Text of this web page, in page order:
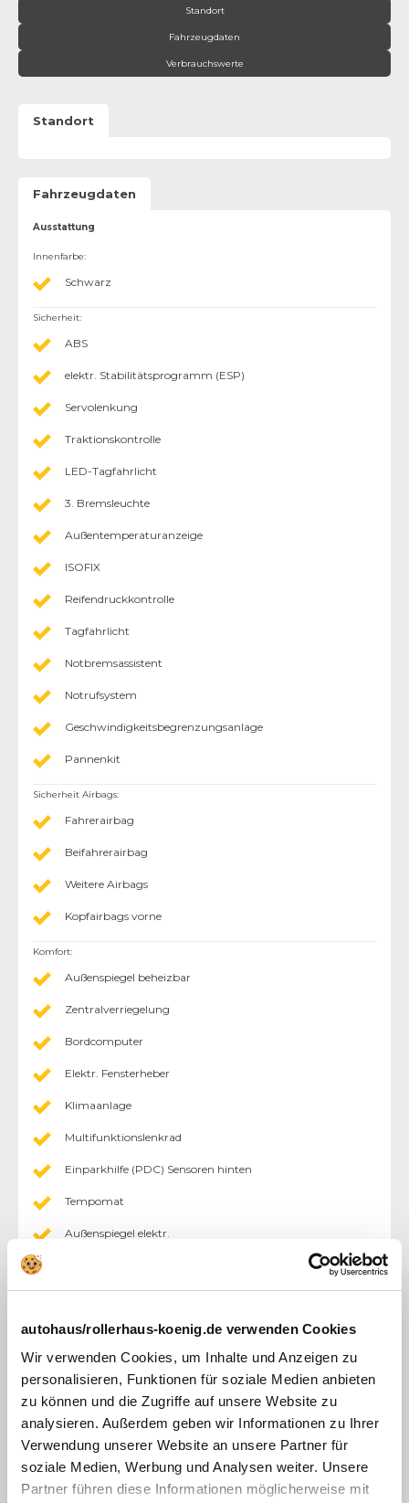
autohaus/rollerhaus-koenig.de verwenden Cookies
Wir verwenden Cookies, um Inhalte und Anzeigen zu
personalisieren, Funktionen für soziale Medien anbieten
zu können und die Zugriffe auf unsere Website zu
analysieren. Außerdem geben wir Informationen zu Ihrer
Verwendung unserer Website an unsere Partner für
soziale Medien, Werbung und Analysen weiter. Unsere
Partner führen diese Informationen möglicherweise mit
Standort
Fahrzeugdaten
Verbrauchswerte
Standort
Fahrzeugdaten
Ausstattung
Innenfarbe:
Schwarz
Sicherheit:
ABS
elektr. Stabilitätsprogramm (ESP)
Servolenkung
Traktionskontrolle
LED-Tagfahrlicht
3. Bremsleuchte
Außentemperaturanzeige
ISOFIX
Reifendruckkontrolle
Tagfahrlicht
Notbremsassistent
Notrufsystem
Geschwindigkeitsbegrenzungsanlage
Pannenkit
Sicherheit Airbags:
Fahrerairbag
Beifahrerairbag
Weitere Airbags
Kopfairbags vorne
Komfort:
Außenspiegel beheizbar
Zentralverriegelung
Bordcomputer
Elektr. Fensterheber
Klimaanlage
Multifunktionslenkrad
Einparkhilfe (PDC) Sensoren hinten
Tempomat
Außenspiegel elektr.
Multimediasystem
Vordersitze höhenverstellbar
Touchscreen
Volldigitales Kombiinstrument
Android Auto